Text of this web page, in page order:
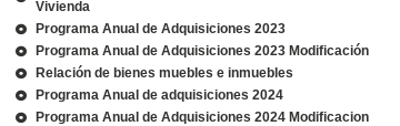
Vivienda
Programa Anual de Adquisiciones 2023
Programa Anual de Adquisiciones 2023 Modificación
Relación de bienes muebles e inmuebles
Programa Anual de adquisiciones 2024
Programa Anual de Adquisiciones 2024 Modificacion